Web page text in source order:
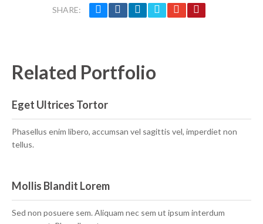
SHARE:
Related Portfolio
Eget Ultrices Tortor
Phasellus enim libero, accumsan vel sagittis vel, imperdiet non
tellus.
Mollis Blandit Lorem
Sed non posuere sem. Aliquam nec sem ut ipsum interdum